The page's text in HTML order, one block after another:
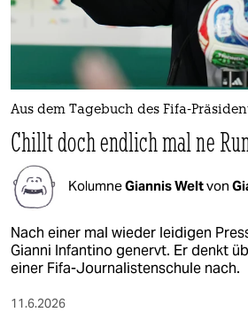
Aus dem Tagebuch des Fifa-
Chillt doch endlich mal ne
KolumneGiannis Weltvon
Nach einer mal wieder leidigen
Gianni Infantino genervt. Er denkt
einer Fifa-Journalistenschule nach.
11.6.2026